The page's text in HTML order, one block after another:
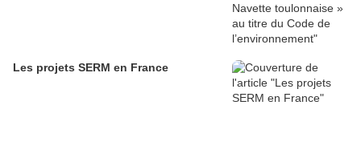
Les projets SERM en France